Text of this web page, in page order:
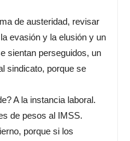
de austeridad, revisar
evasión y la elusión y un
sientan perseguidos, un
sindicato, porque se
A la instancia laboral.
de pesos al IMSS.
porque si los